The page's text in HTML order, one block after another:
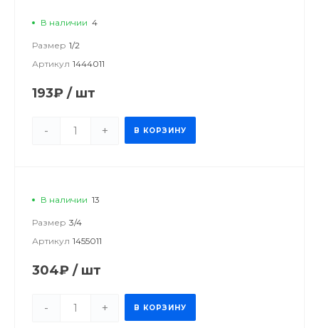
В наличии 4
Размер 1/2
Артикул 1444011
193₽ / шт
- + В КОРЗИНУ
В наличии 13
Размер 3/4
Артикул 1455011
304₽ / шт
- + В КОРЗИНУ